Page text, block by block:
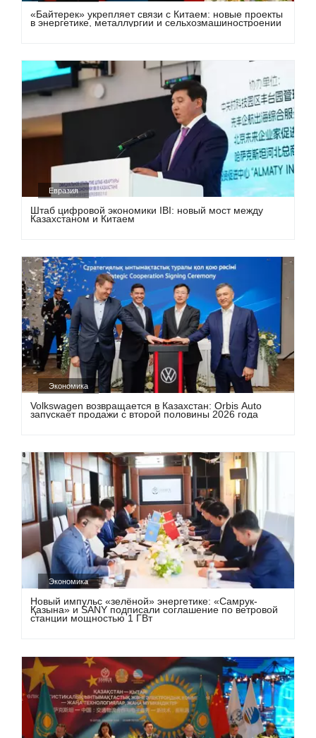
«Байтерек» укрепляет связи с Китаем: новые проекты
в энергетике, металлургии и сельхозмашиностроении
Евразия
Штаб цифровой экономики IBI: новый мост между
Казахстаном и Китаем
Экономика
Volkswagen возвращается в Казахстан: Orbis Auto
запускает продажи с второй половины 2026 года
Экономика
Новый импульс «зелёной» энергетике: «Самрук-
Қазына» и SANY подписали соглашение по ветровой
станции мощностью 1 ГВт